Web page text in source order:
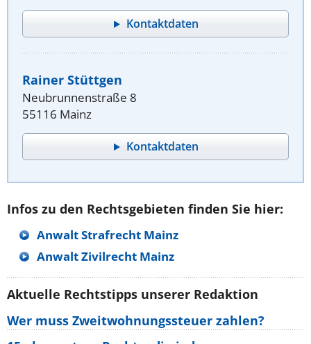
Kontaktdaten
Rainer Stüttgen
Neubrunnenstraße 8
55116 Mainz
Kontaktdaten
Infos zu den Rechtsgebieten finden Sie hier:
Anwalt Strafrecht Mainz
Anwalt Zivilrecht Mainz
Aktuelle Rechtstipps unserer Redaktion
Wer muss Zweitwohnungssteuer zahlen?